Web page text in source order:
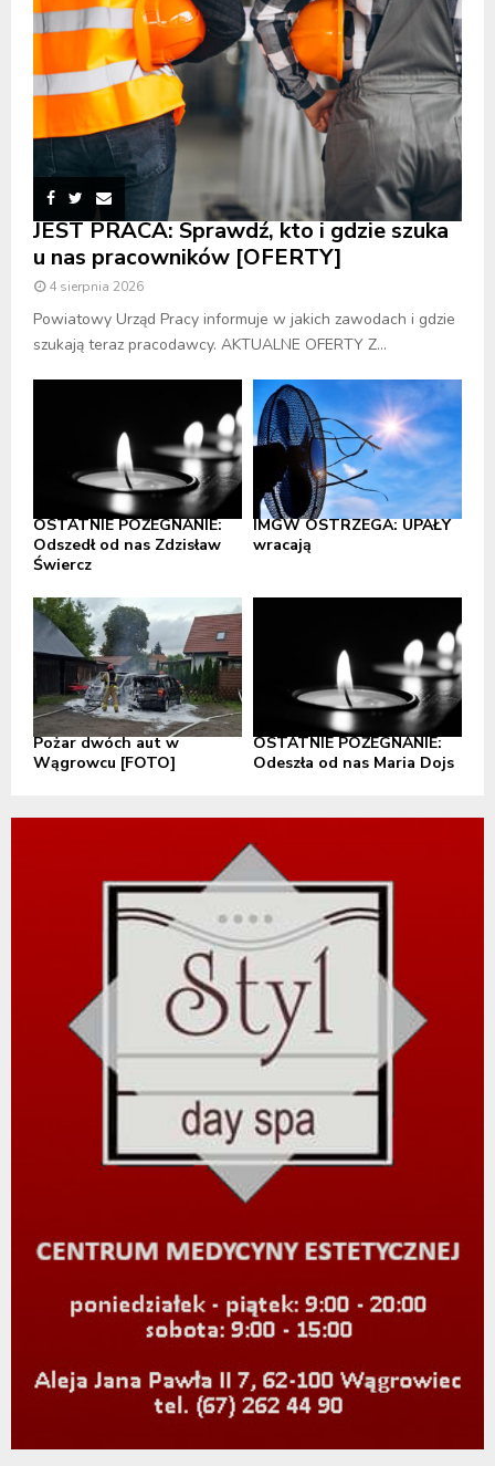
JEST PRACA: Sprawdź, kto i gdzie szuka
u nas pracowników [OFERTY]
4 sierpnia 2026
Powiatowy Urząd Pracy informuje w jakich zawodach i gdzie
szukają teraz pracodawcy. AKTUALNE OFERTY Z...
OSTATNIE POŻEGNANIE:
Odszedł od nas Zdzisław
Świercz
IMGW OSTRZEGA: UPAŁY
wracają
Pożar dwóch aut w
Wągrowcu [FOTO]
OSTATNIE POŻEGNANIE:
Odeszła od nas Maria Dojs